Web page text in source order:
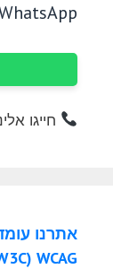
חייגו
WCAG.